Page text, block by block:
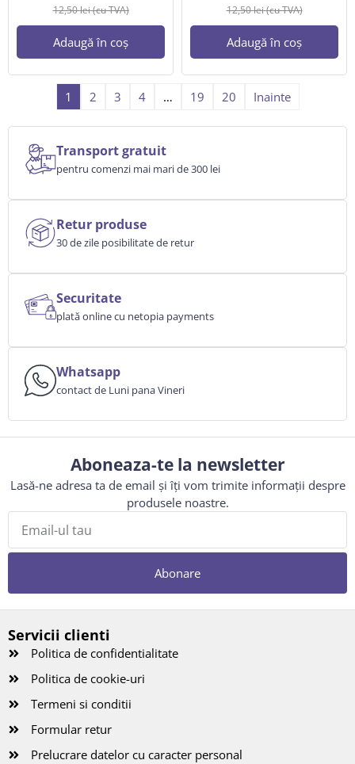
12,50lei(cu TVA)
Adaugă în coș
12,50lei(cu TVA)
Adaugă în coș
1 2 3 4 … 19 20 Inainte
Transport gratuit
pentru comenzi mai mari de 300 lei
Retur produse
30 de zile posibilitate de retur
Securitate
plată online cu netopia payments
Whatsapp
contact de Luni pana Vineri
Aboneaza-te la newsletter
Lasă-ne adresa ta de email și îți vom trimite informații despre
produsele noastre.
Abonare
Servicii clienti
Politica de confidentialitate
Politica de cookie-uri
Termeni si conditii
Formular retur
Prelucrare datelor cu caracter personal